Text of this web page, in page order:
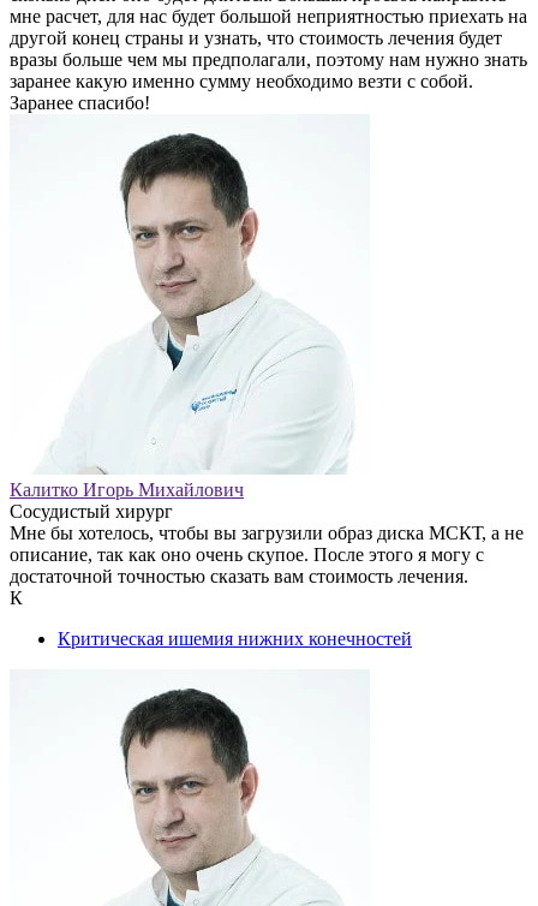
мне расчет, для нас будет большой неприятностью приехать на
другой конец страны и узнать, что стоимость лечения будет
вразы больше чем мы предполагали, поэтому нам нужно знать
заранее какую именно сумму необходимо везти с собой.
Заранее спасибо!
Калитко Игорь Михайлович
Сосудистый хирург
Мне бы хотелось, чтобы вы загрузили образ диска МСКТ, а не
описание, так как оно очень скупое. После этого я могу с
достаточной точностью сказать вам стоимость лечения.
К
Критическая ишемия нижних конечностей